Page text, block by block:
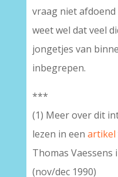
vraag niet
weet wel dat veel
jongetjes van
inbegrepen.
***
(1) Meer over dit
lezen in een artikel
Thomas Vaessens
(nov/dec 1990)